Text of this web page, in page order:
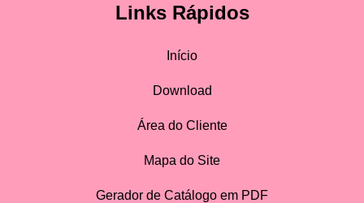
Links Rápidos
Início
Download
Área do Cliente
Mapa do Site
Gerador de Catálogo em PDF